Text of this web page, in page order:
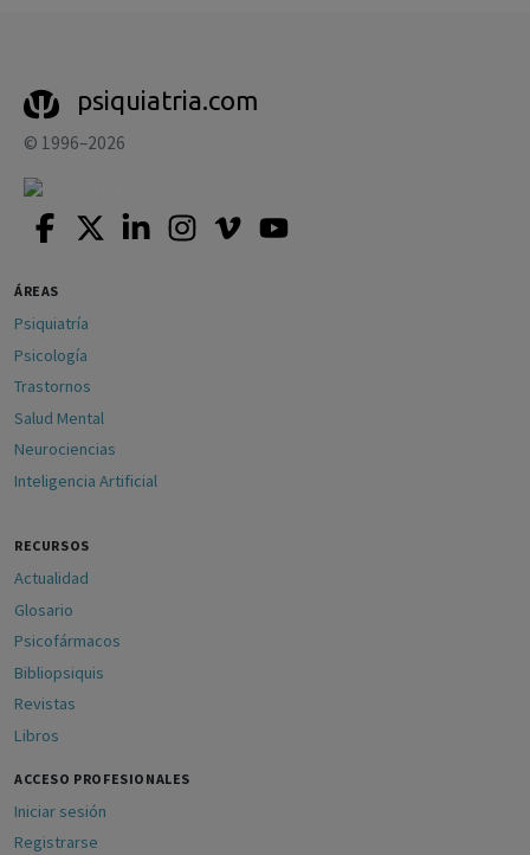
psiquiatria.com
© 1996–2026
ÁREAS
Psiquiatría
Psicología
Trastornos
Salud Mental
Neurociencias
Inteligencia Artificial
RECURSOS
Actualidad
Glosario
Psicofármacos
Bibliopsiquis
Revistas
Libros
ACCESO PROFESIONALES
Iniciar sesión
Registrarse